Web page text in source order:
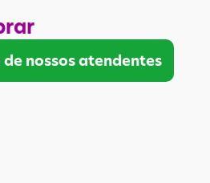
de nossos atendentes